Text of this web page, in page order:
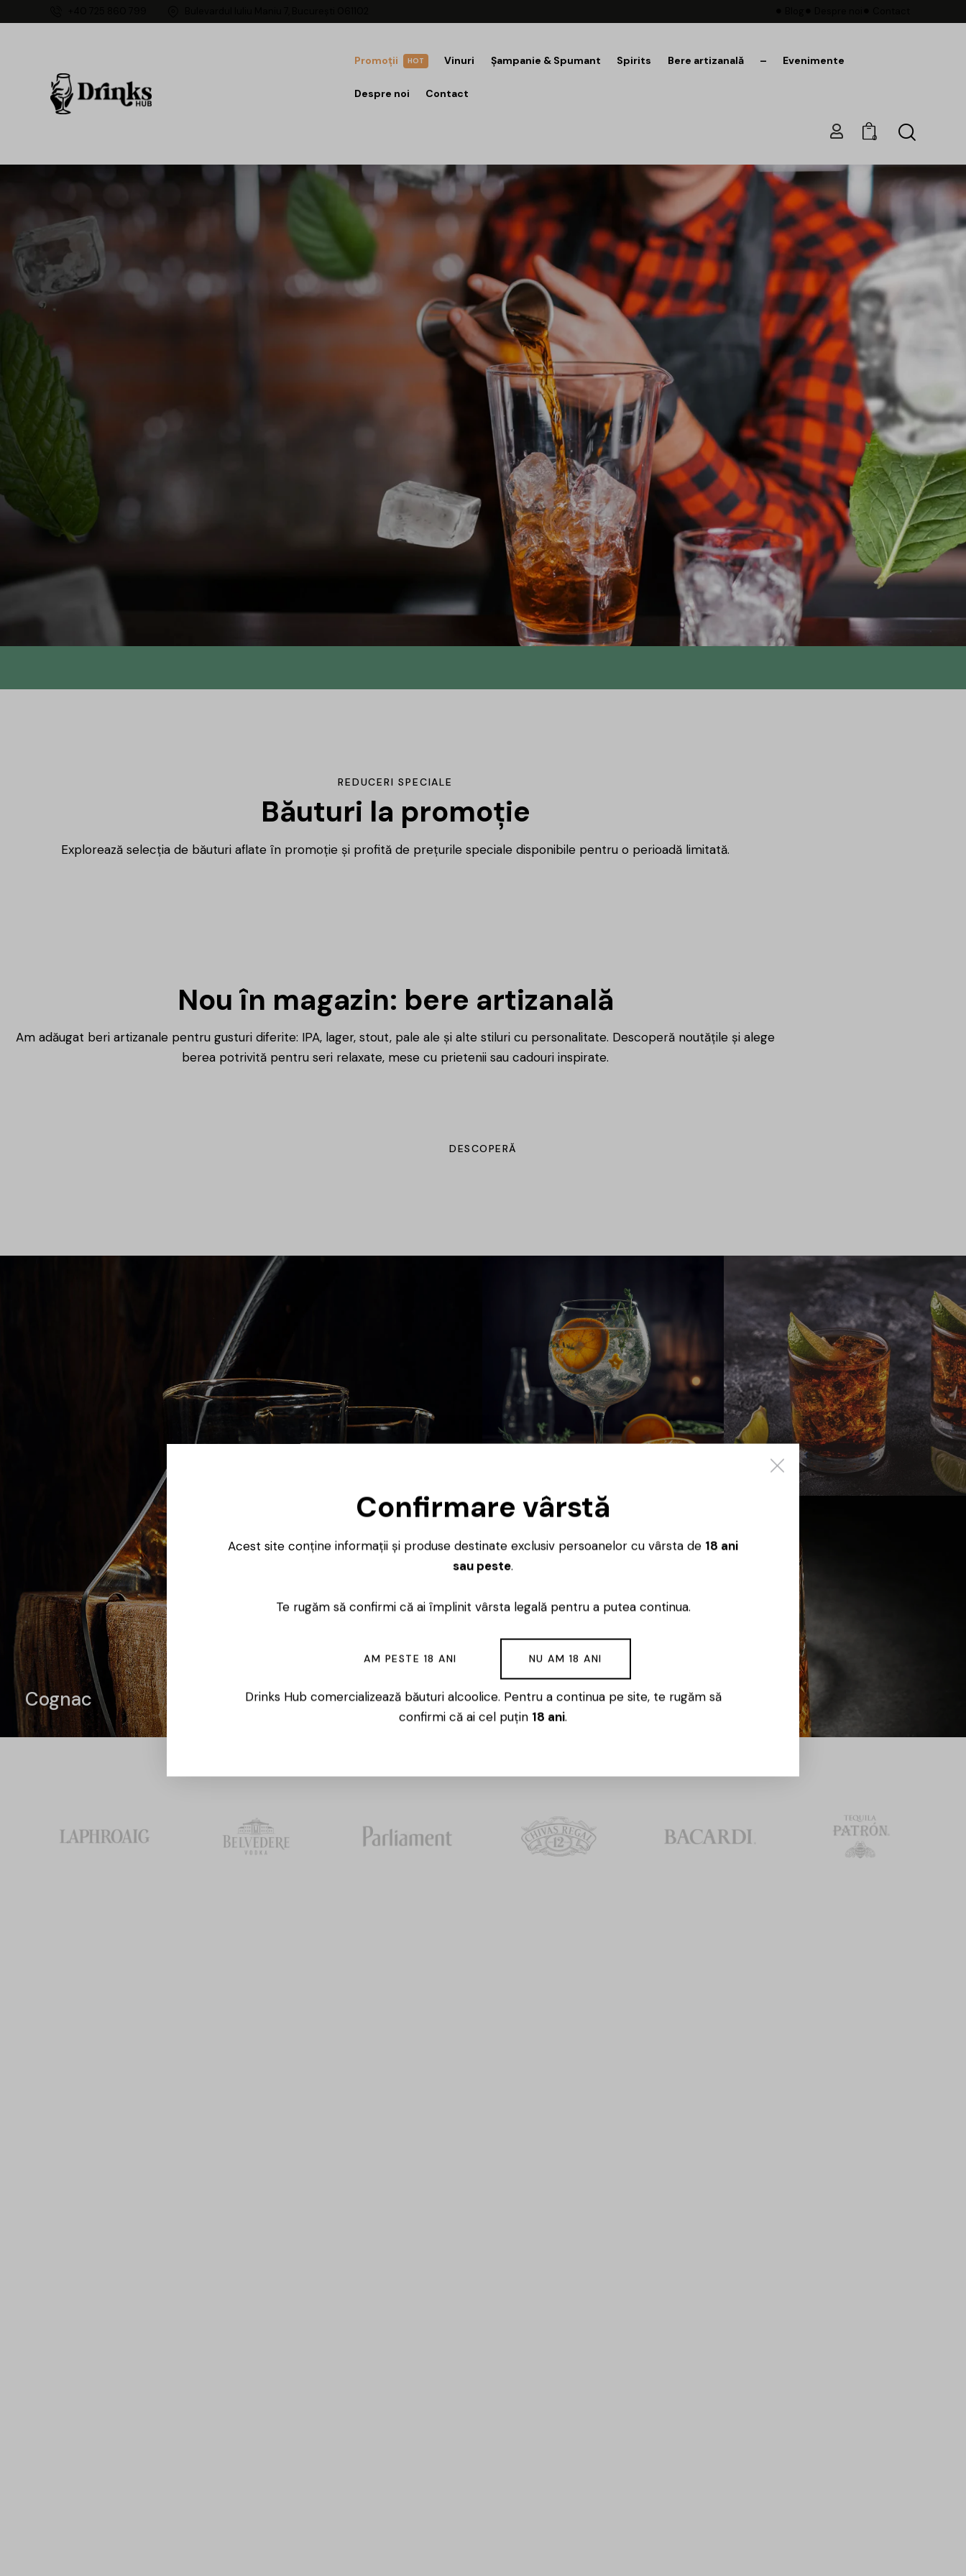
HOT
Promoții Vinuri Șampanie & Spumant Spirits Bere artizanală – Evenimente
Despre noi Contact
0
Din
DrinksHu
b
Află mai multe
REDUCERI SPECIALE
Băuturi la promoție
Explorează selecția de băuturi aflate în promoție și profită de prețurile speciale disponibile pentru o perioadă limitată.
Nou în magazin: bere artizanală
Am adăugat beri artizanale pentru gusturi diferite: IPA, lager, stout, pale ale și alte stiluri cu personalitate. Descoperă noutățile și alege
berea potrivită pentru seri relaxate, mese cu prietenii sau cadouri inspirate.
DESCOPERĂ
Cognac
Rom
Whisky
Confirmare vârstă
Acest site conține informații și produse destinate exclusiv persoanelor cu vârsta de 18 ani
sau peste.
Te rugăm să confirmi că ai împlinit vârsta legală pentru a putea continua.
AM PESTE 18 ANI NU AM 18 ANI
Drinks Hub comercializează băuturi alcoolice. Pentru a continua pe site, te rugăm să
confirmi că ai cel puțin 18 ani.